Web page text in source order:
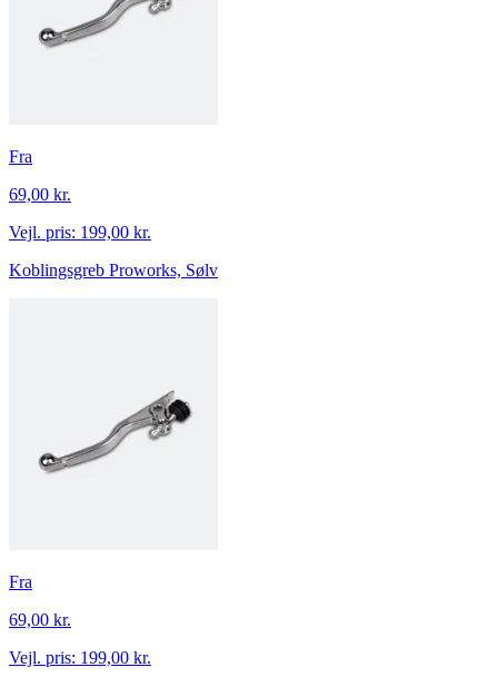
Fra
69,00 kr.
Vejl. pris: 199,00 kr.
Koblingsgreb Proworks, Sølv
Fra
69,00 kr.
Vejl. pris: 199,00 kr.